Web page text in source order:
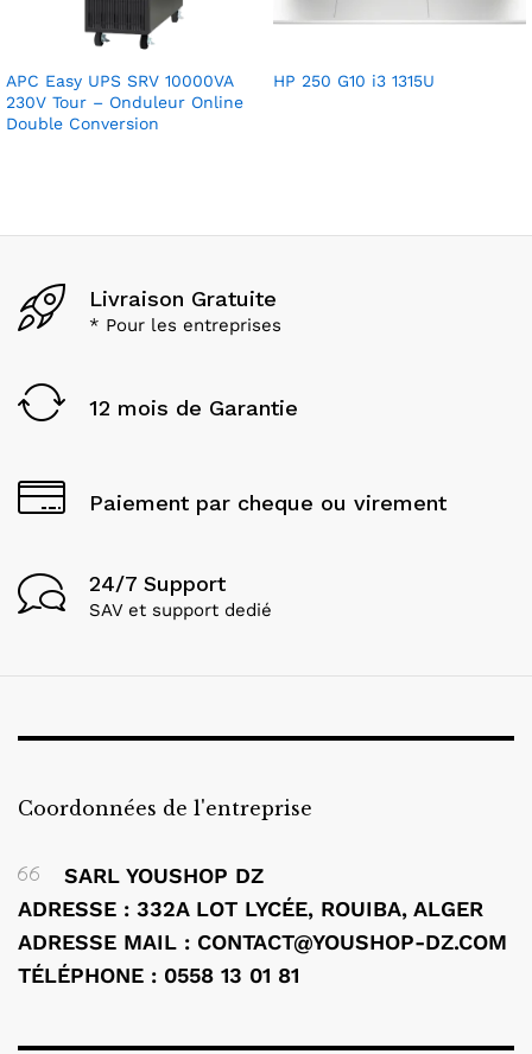
APC Easy UPS SRV 10000VA
230V Tour – Onduleur Online
Double Conversion
HP 250 G10 i3 1315U
Livraison Gratuite
* Pour les entreprises
12 mois de Garantie
Paiement par cheque ou virement
24/7 Support
SAV et support dedié
Coordonnées de l'entreprise
SARL YOUSHOP DZ
ADRESSE : 332A LOT LYCÉE, ROUIBA, ALGER
ADRESSE MAIL : CONTACT@YOUSHOP-DZ.COM
TÉLÉPHONE : 0558 13 01 81